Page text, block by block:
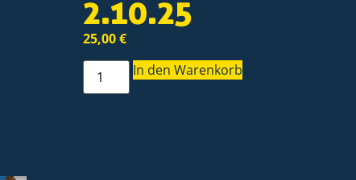
2.10.25
25,00€
In den Warenkorb